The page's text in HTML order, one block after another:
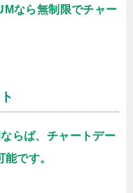
なら無制限でチャー
らば、チャートデー
です。